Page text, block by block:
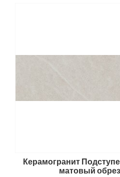
Керамогранит
матовый